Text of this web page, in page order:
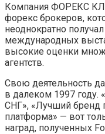
Компания ФОРЕКС
форекс брокеров,
неоднократно
международных
высокие оценки
агентств.
Свою деятельность
в далеком 1997 году.
СНГ», «Лучший бренд
платформа» — вот
наград, полученных